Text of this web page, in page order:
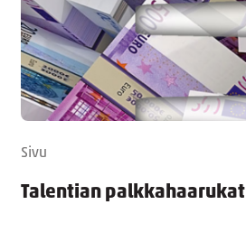
Sivu
Talentian palkkahaarukat